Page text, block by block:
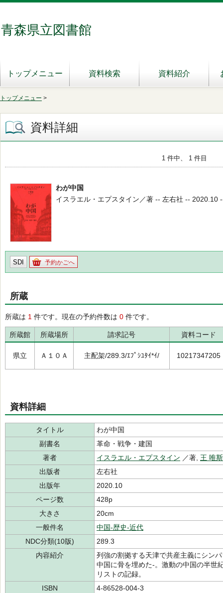
青森県立図書館
トップメニュー 資料検索 資料紹介
トップメニュー >
資料詳細
1 件中、 1 件目
わが中国
イスラエル・エプスタイン／著 -- 左右社 -- 2020.10
SDI 予約かごへ
所蔵
所蔵は 1 件です。現在の予約件数は 0 件です。
所蔵館 所蔵場所 請求記号 資料コード
県立 Ａ１０Ａ 主配架/289.3/ｴﾌﾟｼﾕﾀｲ*ｲ/ 10217347205
資料詳細
タイトル
わが中国
副書名
革命・戦争・建国
著者
イスラエル・エプスタイン ／著, 王 唯斯
出版者
左右社
出版年
2020.10
ページ数
428p
大きさ
20cm
一般件名
中国-歴史-近代
NDC分類(10版)
289.3
内容紹介
列強の割拠する天津で共産主義にシン
中国に骨を埋めた-。激動の中国の半世
リストの記録。
ISBN
4-86528-004-3